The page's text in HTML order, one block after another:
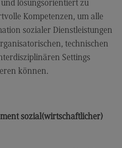
lösungsorientiert zu
Kompetenzen, um alle
sozialer Dienstleistungen
technischen
Settings
können.
sozial(wirtschaftlicher)